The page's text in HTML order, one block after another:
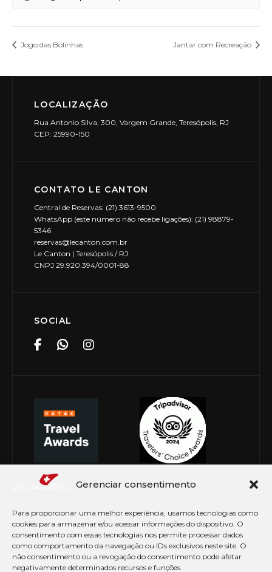
Gerenciar consentimento
Para proporcionar uma melhor experiência, usamos tecnologias como
cookies para armazenar e/ou acessar informações do dispositivo. O
consentimento com essas tecnologias nos permite processar dados
como comportamento da navegação ou IDs exclusivos neste site. O
não consentimento ou a revogação do consentimento pode afetar
negativamente determinados recursos e funções.
Jogo das Bolinhas Jantar com Recreação
LOCALIZAÇÃO
Rua Antonio Silva, 300, Vargem Grande, Teresópolis, RJ
CEP: 25990-150
CONTATO LE CANTON
Central de Reservas: (21) 3613-9500
WhatsApp (este número não recebe ligações): (21) 98879-
5346
reservas@lecanton.com.br
Le Canton | Teresópolis / RJ
CNPJ 29.920.394/0001-88
SOCIAL
© Copyright 2026 Le Canton. Todos os direitos